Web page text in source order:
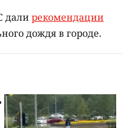
далирекомендации
дождя в городе.